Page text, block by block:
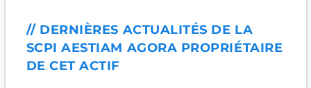
// DERNIÈRES ACTUALITÉS DE LA
SCPI AESTIAM AGORA PROPRIÉTAIRE
DE CET ACTIF